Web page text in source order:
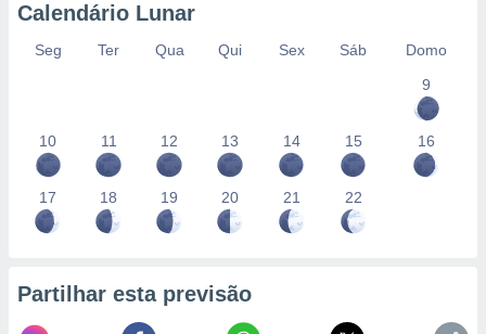
Calendário Lunar
Seg Ter Qua Qui Sex Sáb
Domo
9
10 11 12 13 14 15 16
17 18 19 20 21 22
Partilhar esta previsão